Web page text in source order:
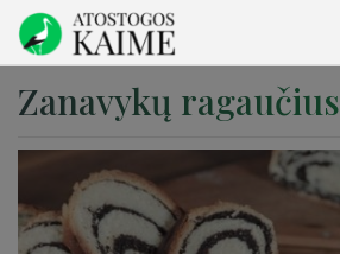
Zanavykų ragaučius